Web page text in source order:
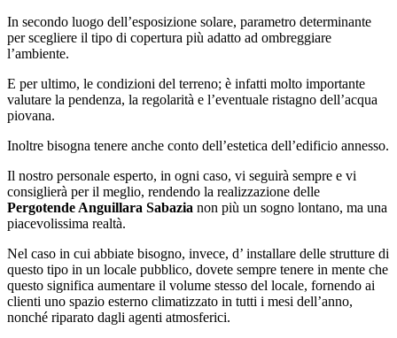
In secondo luogo dell’esposizione solare, parametro determinante
per scegliere il tipo di copertura più adatto ad ombreggiare
l’ambiente.
E per ultimo, le condizioni del terreno; è infatti molto importante
valutare la pendenza, la regolarità e l’eventuale ristagno dell’acqua
piovana.
Inoltre bisogna tenere anche conto dell’estetica dell’edificio annesso.
Il nostro personale esperto, in ogni caso, vi seguirà sempre e vi
consiglierà per il meglio, rendendo la realizzazione delle
Pergotende Anguillara Sabazia non più un sogno lontano, ma una
piacevolissima realtà.
Nel caso in cui abbiate bisogno, invece, d’ installare delle strutture di
questo tipo in un locale pubblico, dovete sempre tenere in mente che
questo significa aumentare il volume stesso del locale, fornendo ai
clienti uno spazio esterno climatizzato in tutti i mesi dell’anno,
nonché riparato dagli agenti atmosferici.